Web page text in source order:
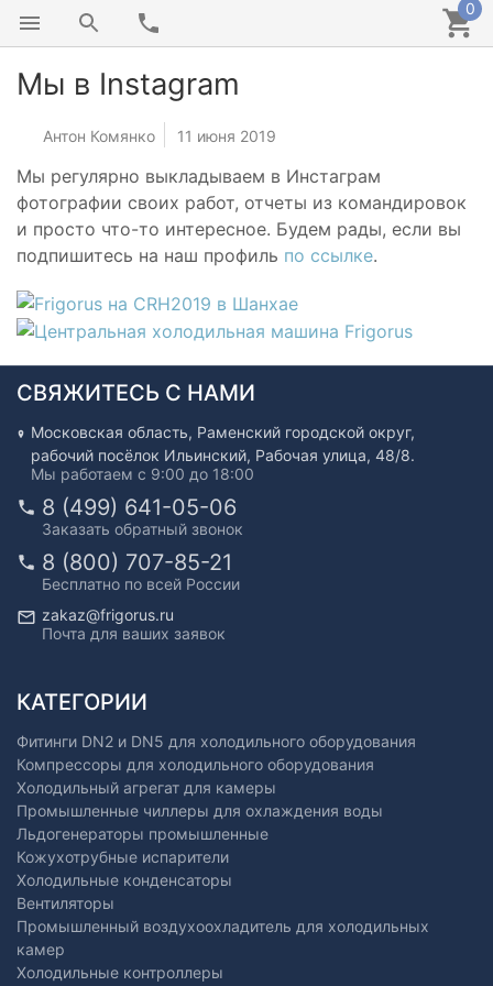
0
Мы в Instagram
Антон Комянко 11 июня 2019
Мы регулярно выкладываем в Инстаграм
фотографии своих работ, отчеты из командировок
и просто что-то интересное. Будем рады, если вы
подпишитесь на наш профиль по ссылке.
СВЯЖИТЕСЬ С НАМИ
Московская область, Раменский городской округ,
рабочий посёлок Ильинский, Рабочая улица, 48/8.
Мы работаем с 9:00 до 18:00
8 (499) 641-05-06
Заказать обратный звонок
8 (800) 707-85-21
Бесплатно по всей России
zakaz@frigorus.ru
Почта для ваших заявок
КАТЕГОРИИ
Фитинги DN2 и DN5 для холодильного оборудования
Компрессоры для холодильного оборудования
Холодильный агрегат для камеры
Промышленные чиллеры для охлаждения воды
Льдогенераторы промышленные
Кожухотрубные испарители
Холодильные конденсаторы
Вентиляторы
Промышленный воздухоохладитель для холодильных
камер
Холодильные контроллеры